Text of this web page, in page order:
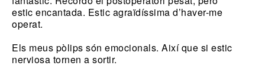
estic encantada. Estic agraïdíssima d’haver-me
operat.
Els meus pòlips són emocionals. Així que si estic
nerviosa tornen a sortir.